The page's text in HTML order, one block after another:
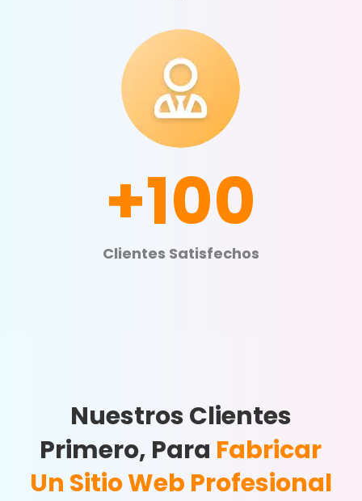
+100
Clientes Satisfechos
Nuestros Clientes
Primero, Para Fabricar
Un Sitio Web Profesional